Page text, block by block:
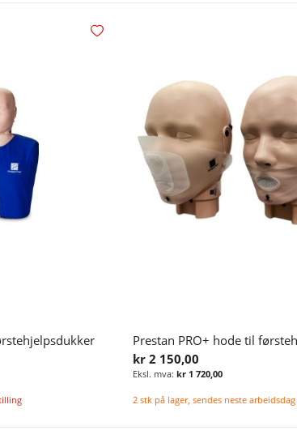
Legg i handlekurv
Legg i ønskelisten
kr 2 150,00
kr 1 720,00
2 stk på lager, sendes neste arbeidsdag